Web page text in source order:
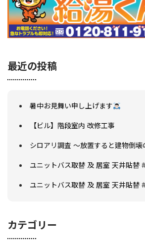
最近の投稿
暑中お見舞い申し上げます
【ビル】階段室内 改修工事
シロアリ調査 ～放置すると建物倒
ユニットバス取替 及 居室 天井貼替
ユニットバス取替 及 居室 天井貼替
カテゴリー